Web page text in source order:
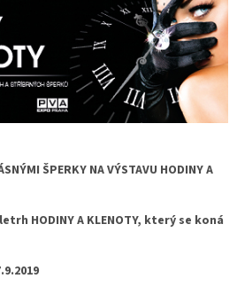
ŠPERKY NA VÝSTAVU HODINY A
HODINY A KLENOTY, který se koná